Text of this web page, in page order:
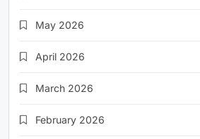
May 2026
April 2026
March 2026
February 2026